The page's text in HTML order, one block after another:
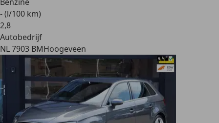
- (l/100 km)
2,8
Autobedrijf
NL 7903 BMHoogeveen